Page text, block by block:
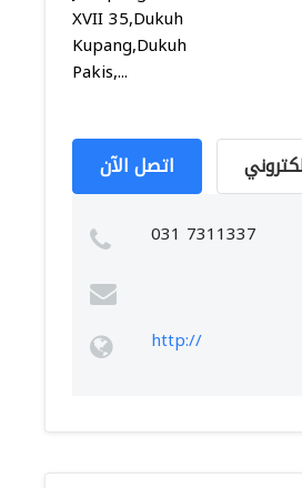
XVII 35,Dukuh
Kupang,Dukuh
Pakis,...
اتصل الآن
031 7311337
http://